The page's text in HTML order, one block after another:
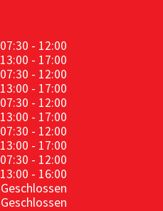
07:30 - 12:00
13:00 - 17:00
07:30 - 12:00
13:00 - 17:00
07:30 - 12:00
13:00 - 17:00
07:30 - 12:00
13:00 - 17:00
07:30 - 12:00
13:00 - 16:00
Geschlossen
Geschlossen